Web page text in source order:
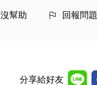
沒幫助 回報問題
分享給好友